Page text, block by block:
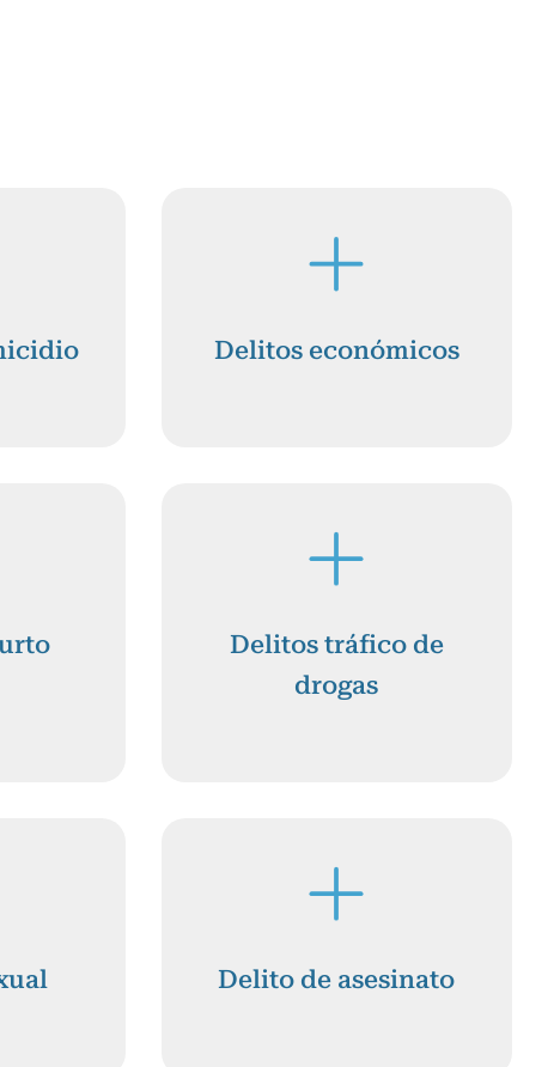
Delitos económicos
Delitos tráfico de
drogas
Delito de asesinato